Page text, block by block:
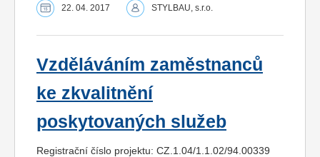
22. 04. 2017 STYLBAU, s.r.o.
Vzděláváním zaměstnanců
ke zkvalitnění
poskytovaných služeb
Registrační číslo projektu: CZ.1.04/1.1.02/94.00339